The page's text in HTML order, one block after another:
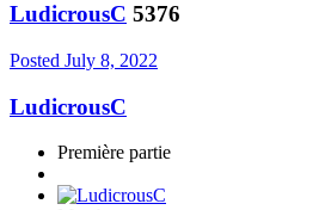
LudicrousC 5376
Posted July 8, 2022
LudicrousC
Première partie